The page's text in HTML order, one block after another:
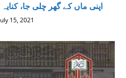
اپنی ماں کے گھر چلی جا،
15, 2021